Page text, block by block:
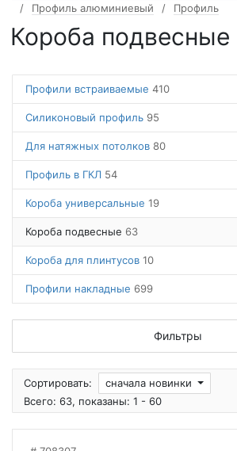
Профиль алюминиевый
Профиль
Короба подвесные
Профили встраиваемые 410
Силиконовый профиль 95
Для натяжных потолков 80
Профиль в ГКЛ 54
Короба универсальные 19
Короба подвесные 63
Короба для плинтусов 10
Профили накладные 699
Фильтры
Сортировать:
сначала новинки
Всего: 63, показаны: 1 - 60